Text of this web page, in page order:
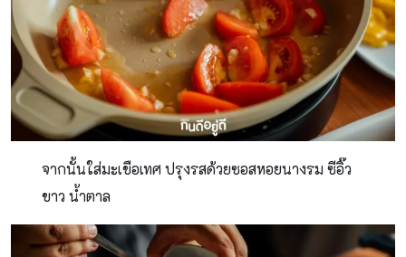
จากนั้นใส่มะเขือเทศ ปรุงรสด้วยซอสหอยนางรม ซีอิ๊ว
ขาว น้ำตาล